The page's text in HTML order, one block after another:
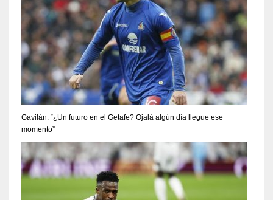
Gavilán: “¿Un futuro en el Getafe? Ojalá algún día llegue ese
momento”